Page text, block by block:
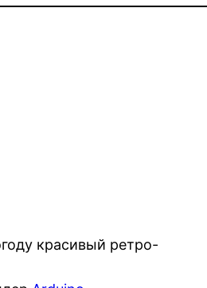
красивый ретро-